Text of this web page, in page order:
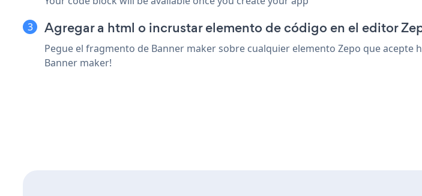
Agregar a html o incrustar elemento de código en el editor
Pegue el fragmento de Banner maker sobre cualquier elemento Zepo que acepte
Banner maker!